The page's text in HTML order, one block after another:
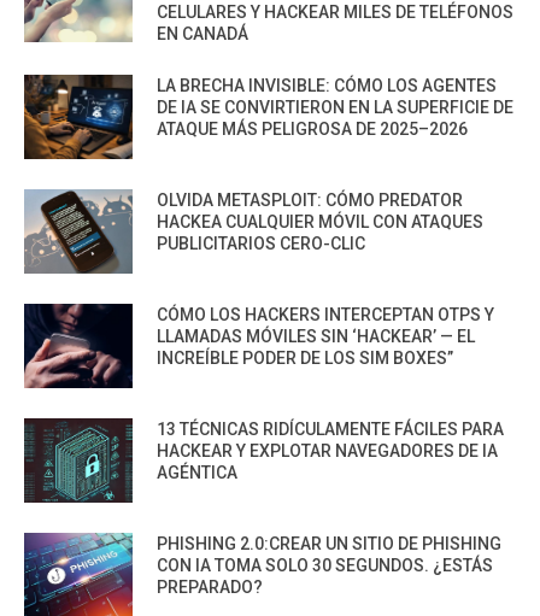
CELULARES Y HACKEAR MILES DE TELÉFONOS
EN CANADÁ
LA BRECHA INVISIBLE: CÓMO LOS AGENTES
DE IA SE CONVIRTIERON EN LA SUPERFICIE DE
ATAQUE MÁS PELIGROSA DE 2025–2026
OLVIDA METASPLOIT: CÓMO PREDATOR
HACKEA CUALQUIER MÓVIL CON ATAQUES
PUBLICITARIOS CERO-CLIC
CÓMO LOS HACKERS INTERCEPTAN OTPS Y
LLAMADAS MÓVILES SIN ‘HACKEAR’ — EL
INCREÍBLE PODER DE LOS SIM BOXES”
13 TÉCNICAS RIDÍCULAMENTE FÁCILES PARA
HACKEAR Y EXPLOTAR NAVEGADORES DE IA
AGÉNTICA
PHISHING 2.0:CREAR UN SITIO DE PHISHING
CON IA TOMA SOLO 30 SEGUNDOS. ¿ESTÁS
PREPARADO?